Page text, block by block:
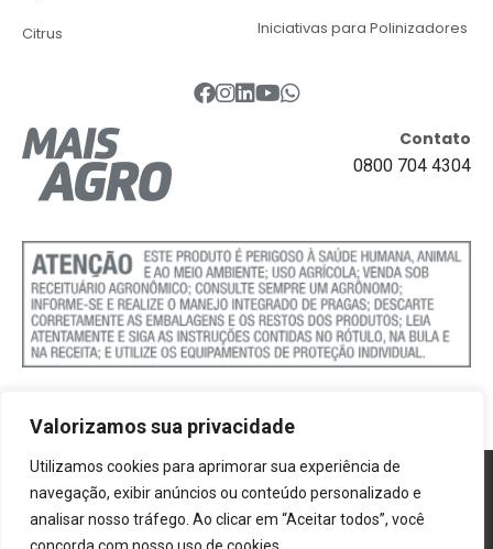
Valorizamos sua privacidade
Utilizamos cookies para aprimorar sua experiência de
navegação, exibir anúncios ou conteúdo personalizado e
analisar nosso tráfego. Ao clicar em “Aceitar todos”, você
Citrus Iniciativas para Polinizadores
Contato
0800 704 4304
Política de Cookies
Termos e Condições